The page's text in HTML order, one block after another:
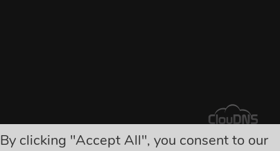
clicking "Accept All", you consent to our